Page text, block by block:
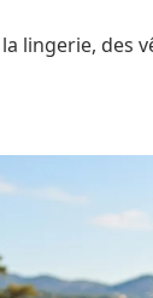
lingerie, des